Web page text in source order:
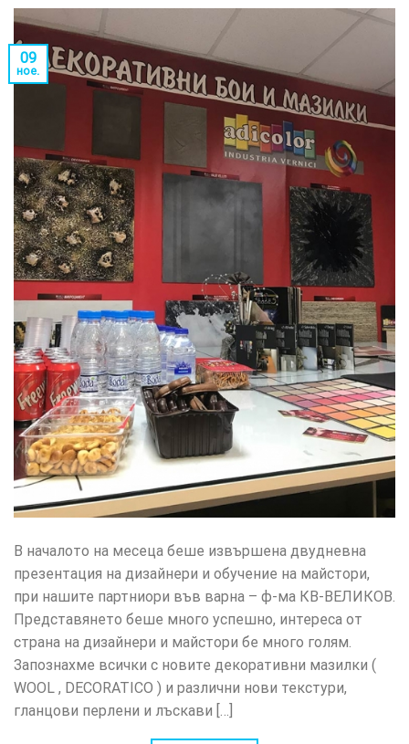
09
ное.
В началото на месеца беше извършена двудневна
презентация на дизайнери и обучение на майстори,
при нашите партниори във варна – ф-ма КВ-ВЕЛИКОВ.
Представянето беше много успешно, интереса от
страна на дизайнери и майстори бе много голям.
Запознахме всички с новите декоративни мазилки (
WOOL , DECORATICO ) и различни нови текстури,
гланцови перлени и лъскави […]